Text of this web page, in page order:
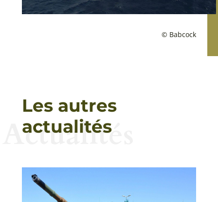
© Babcock
Les autres
actualités
Actualités